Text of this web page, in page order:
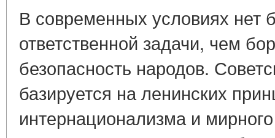
В современных условиях нет
ответственной задачи, чем
безопасность народов.
базируется на ленинских
интернационализма и